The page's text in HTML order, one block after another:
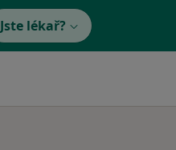
Jste lékař?